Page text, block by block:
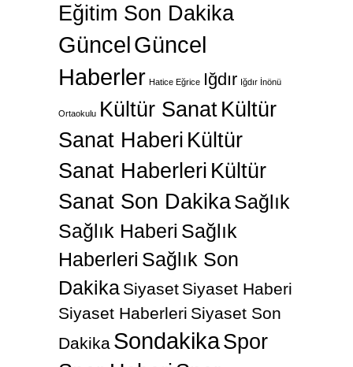
Eğitim Son Dakika
GüncelGüncel
Haberler Hatice Eğrice Iğdır Iğdır İnönü
Ortaokulu Kültür SanatKültür
Sanat Haberi Kültür
Sanat Haberleri Kültür
Sanat Son DakikaSağlık
Sağlık Haberi Sağlık
Haberleri Sağlık Son
Dakika Siyaset Siyaset Haberi
Siyaset Haberleri Siyaset Son
Dakika SondakikaSpor